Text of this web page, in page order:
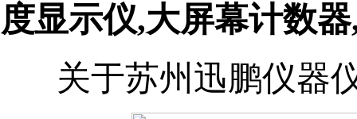
度显示仪,大屏幕计数
关于苏州迅鹏仪器